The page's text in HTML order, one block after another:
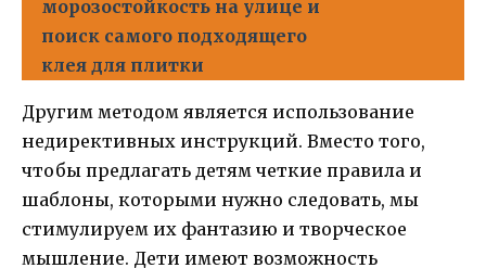
морозостойкость на улице и
поиск самого подходящего
клея для плитки
Другим методом является использование
недирективных инструкций. Вместо того,
чтобы предлагать детям четкие правила и
шаблоны, которыми нужно следовать, мы
стимулируем их фантазию и творческое
мышление. Дети имеют возможность